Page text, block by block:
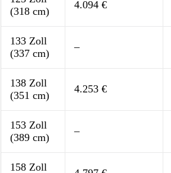
(318 cm)
4.094 €
133 Zoll
(337 cm)
–
138 Zoll
(351 cm)
4.253 €
153 Zoll
(389 cm)
–
158 Zoll